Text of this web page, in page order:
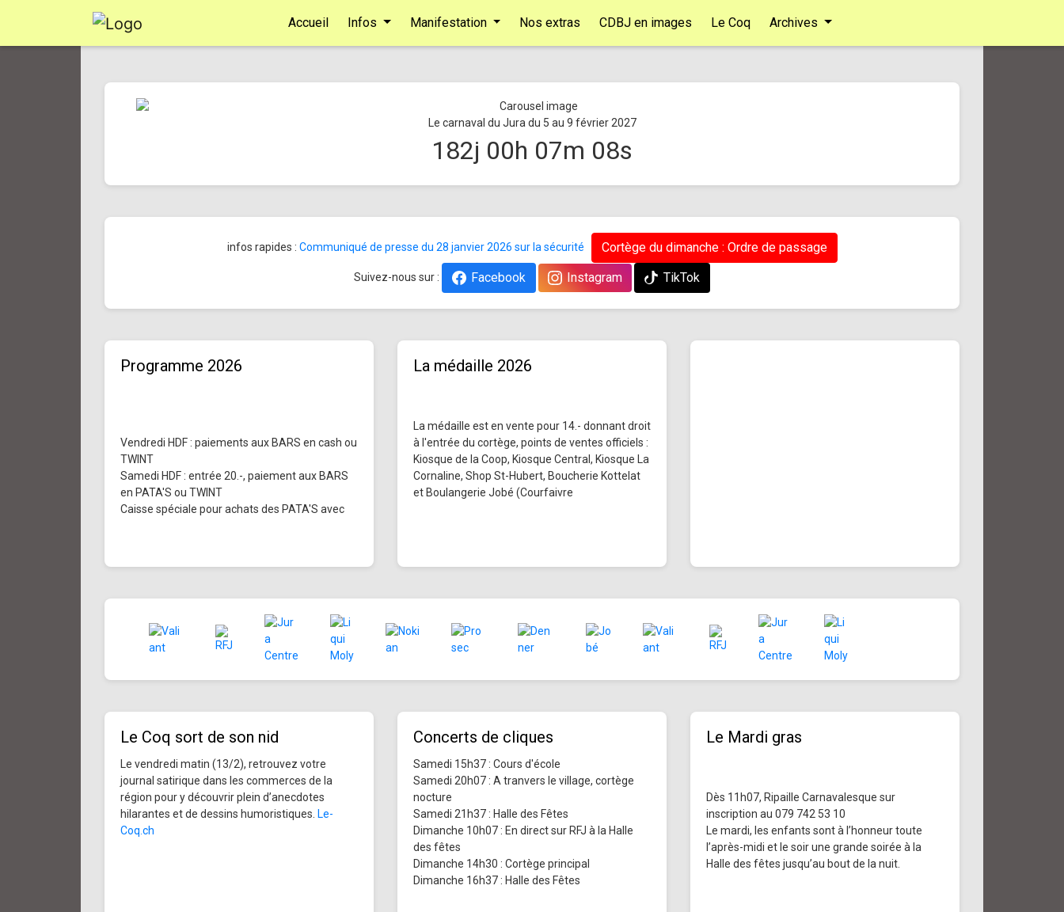
Accueil Infos Manifestation Nos extras CDBJ en images Le Coq Archives
Le carnaval du Jura du 5 au 9 février 2027
182j 00h 07m 07s
infos rapides : Communiqué de presse du 28 janvier 2026 sur la sécurité Cortège du dimanche : Ordre de passage
Suivez-nous sur : Facebook Instagram TikTok
Programme 2026
Vendredi HDF : paiements aux BARS en cash ou
TWINT
Samedi HDF : entrée 20.-, paiement aux BARS
en PATA'S ou TWINT
Caisse spéciale pour achats des PATA'S avec
La médaille 2026
La médaille est en vente pour 14.- donnant droit
à l'entrée du cortège, points de ventes officiels :
Kiosque de la Coop, Kiosque Central, Kiosque La
Cornaline, Shop St-Hubert, Boucherie Kottelat
et Boulangerie Jobé (Courfaivre
Le Coq sort de son nid
Le vendredi matin (13/2), retrouvez votre
journal satirique dans les commerces de la
région pour y découvrir plein d’anecdotes
hilarantes et de dessins humoristiques. Le-
Coq.ch
Concerts de cliques
Samedi 15h37 : Cours d'école
Samedi 20h07 : A tranvers le village, cortège
nocture
Samedi 21h37 : Halle des Fêtes
Dimanche 10h07 : En direct sur RFJ à la Halle
des fêtes
Dimanche 14h30 : Cortège principal
Dimanche 16h37 : Halle des Fêtes
Le Mardi gras
Dès 11h07, Ripaille Carnavalesque sur
inscription au 079 742 53 10
Le mardi, les enfants sont à l’honneur toute
l’après-midi et le soir une grande soirée à la
Halle des fêtes jusqu’au bout de la nuit.